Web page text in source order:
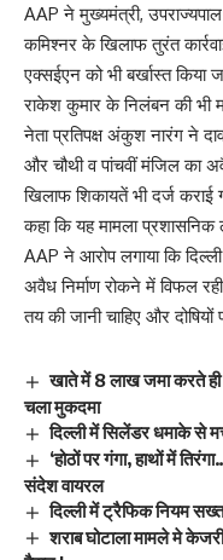
AAP ने मुख्यमंत्री,
कमिश्नर के खिलाफ तुरंत
एक्सईएन को भी बर्खास्त किया
राकेश कुमार के निलंबन की भी
नेता प्रतिपक्ष अंकुश नारंग ने
और चौथी व पांचवीं मंजिल का
खिलाफ शिकायतें भी दर्ज कराई
कहा कि यह मामला प्रशासनिक
AAP ने आरोप लगाया कि
अवैध निर्माण रोकने में विफल
तय की जानी चाहिए और दोषियों
खाते में 8 लाख जमा करते
चला मुकदमा
दिल्ली में सिलेंडर धमाके से
‘होठों पर गंगा, हाथों में
संदेश वायरल
दिल्ली में ट्रैफिक नियम
शराब घोटाला मामले मे